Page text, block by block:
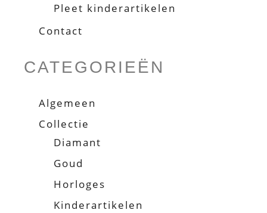
Pleet kinderartikelen
Contact
CATEGORIEËN
Algemeen
Collectie
Diamant
Goud
Horloges
Kinderartikelen